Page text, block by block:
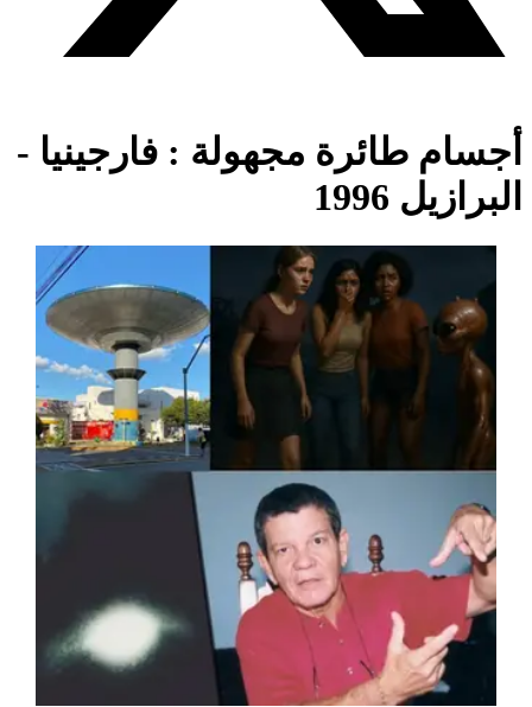
أجسام طائرة مجهولة : فارجينيا -
البرازيل 1996